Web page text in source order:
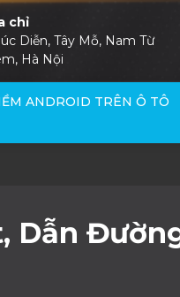
chỉ
Diễn, Tây Mỗ, Nam Từ
Hà Nội
ANDROID TRÊN Ô TÔ
Dẫn